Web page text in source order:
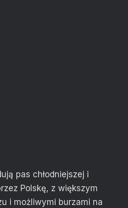
pas chłodniejszej i
Polskę, z większym
i możliwymi burzami na